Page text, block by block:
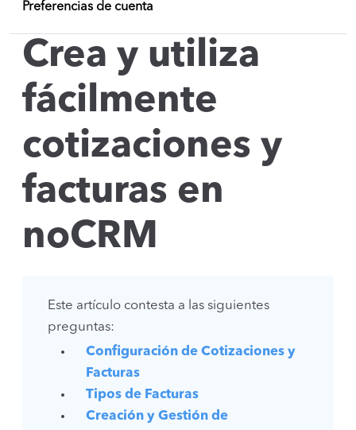
Preferencias de cuenta
Crea y utiliza
fácilmente
cotizaciones y
facturas en
noCRM
Este artículo contesta a las siguientes
preguntas:
Configuración de Cotizaciones y
Facturas
Tipos de Facturas
Creación y Gestión de